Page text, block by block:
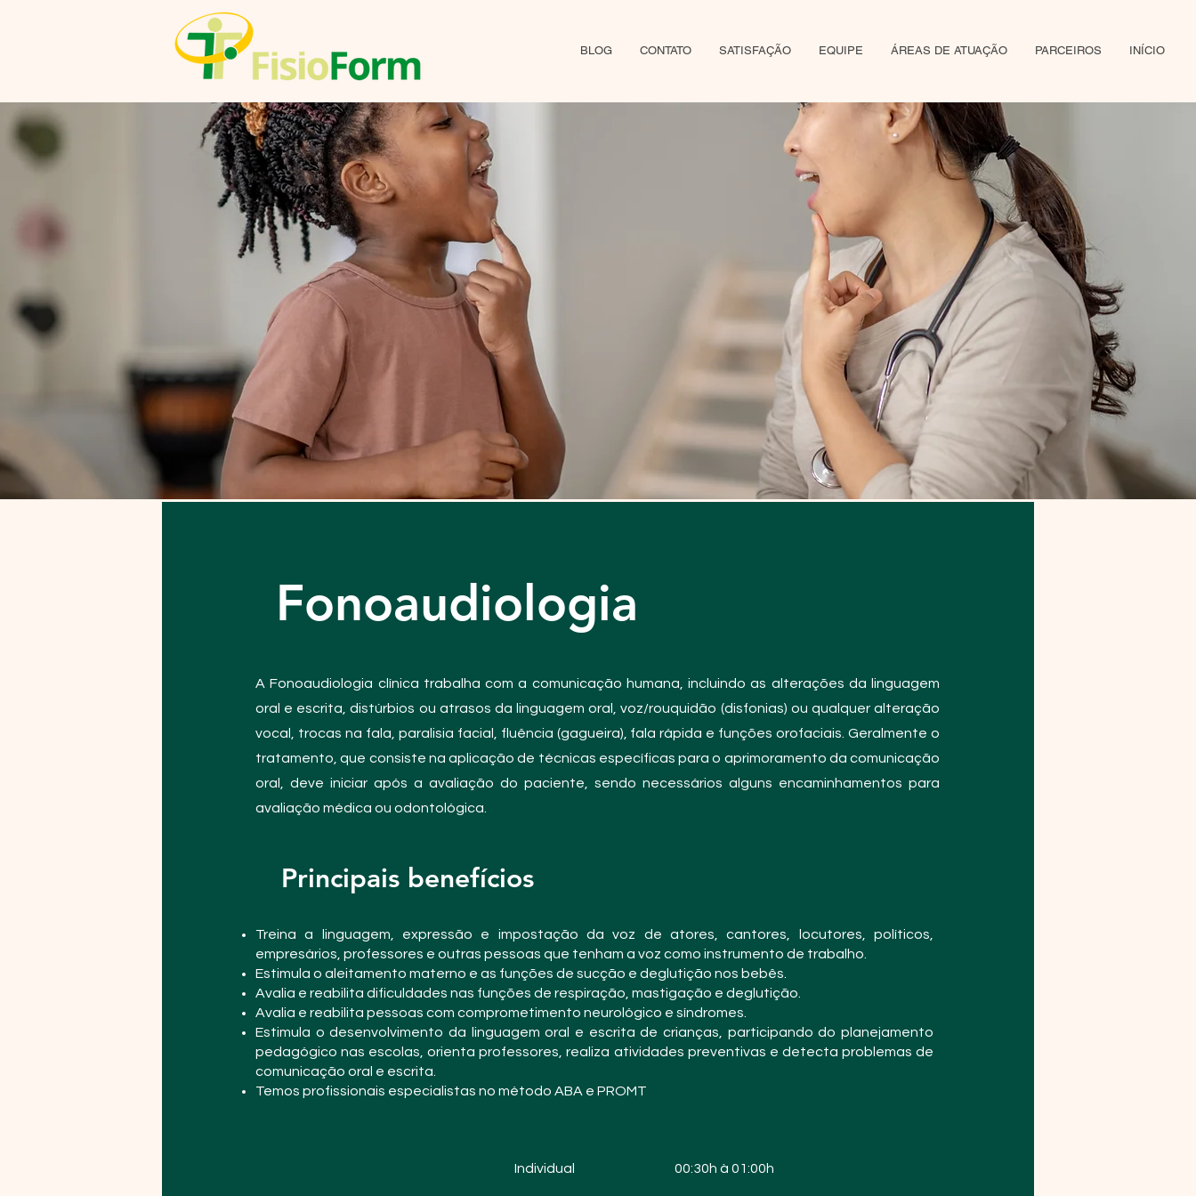
INÍCIO
PARCEIROS
ÁREAS DE ATUAÇÃO
EQUIPE
SATISFAÇÃO
CONTATO
BLOG
Fonoaudiologia
A Fonoaudiologia clínica trabalha com a comunicação humana, incluindo as alterações da linguagem
oral e escrita, distúrbios ou atrasos da linguagem oral, voz/rouquidão (disfonias) ou qualquer alteração
vocal, trocas na fala, paralisia facial, fluência (gagueira), fala rápida e funções orofaciais. Geralmente o
tratamento, que consiste na aplicação de técnicas específicas para o aprimoramento da comunicação
oral, deve iniciar após a avaliação do paciente, sendo necessários alguns encaminhamentos para
avaliação médica ou odontológica.
Principais benefícios
Treina a linguagem, expressão e impostação da voz de atores, cantores, locutores, políticos,
empresários, professores e outras pessoas que tenham a voz como instrumento de trabalho.
Estimula o aleitamento materno e as funções de sucção e deglutição nos bebês.
Avalia e reabilita dificuldades nas funções de respiração, mastigação e deglutição.
Avalia e reabilita pessoas com comprometimento neurológico e síndromes.
Estimula o desenvolvimento da linguagem oral e escrita de crianças, participando do planejamento
pedagógico nas escolas, orienta professores, realiza atividades preventivas e detecta problemas de
comunicação oral e escrita.
Temos profissionais especialistas no método ABA e PROMT
Individual 00:30h à 01:00h